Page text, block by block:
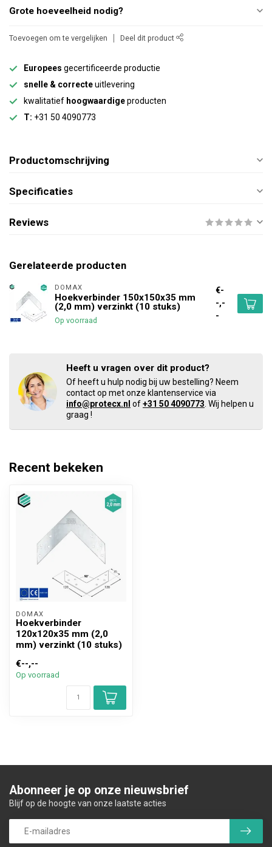
Grote hoeveelheid nodig?
Toevoegen om te vergelijken Deel dit product
Europees gecertificeerde productie
snelle & correcteuitlevering
kwalitatief hoogwaardigeproducten
T: +31 50 4090773
Productomschrijving
Specificaties
Reviews
Gerelateerde producten
DOMAX
Hoekverbinder 150x150x35 mm
(2,0 mm) verzinkt (10 stuks)
Op voorraad
€-
-,-
-
Heeft u vragen over dit product?
Of heeft u hulp nodig bij uw bestelling? Neem
contact op met onze klantenservice via
info@protecx.nl of+31 50 4090773 . Wij helpen u
graag !
Recent bekeken
DOMAX
Hoekverbinder
120x120x35 mm (2,0
mm) verzinkt (10 stuks)
€--,--
Op voorraad
Abonneer je op onze nieuwsbrief
Blijf op de hoogte van onze laatste acties